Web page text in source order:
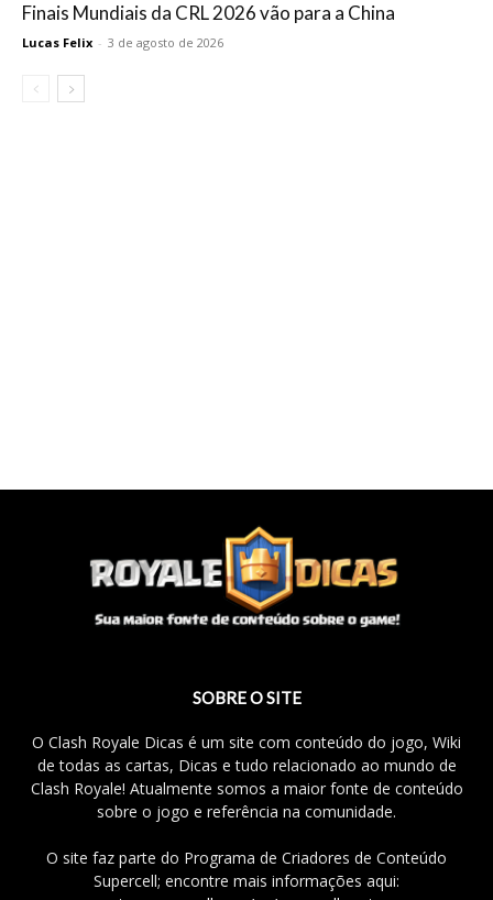
Finais Mundiais da CRL 2026 vão para a China
Lucas Felix - 3 de agosto de 2026
SOBRE O SITE
O Clash Royale Dicas é um site com conteúdo do jogo, Wiki
de todas as cartas, Dicas e tudo relacionado ao mundo de
Clash Royale! Atualmente somos a maior fonte de conteúdo
sobre o jogo e referência na comunidade.
O site faz parte do Programa de Criadores de Conteúdo
Supercell; encontre mais informações aqui: